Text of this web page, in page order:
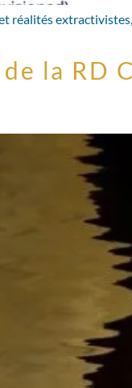
réalités
la RD